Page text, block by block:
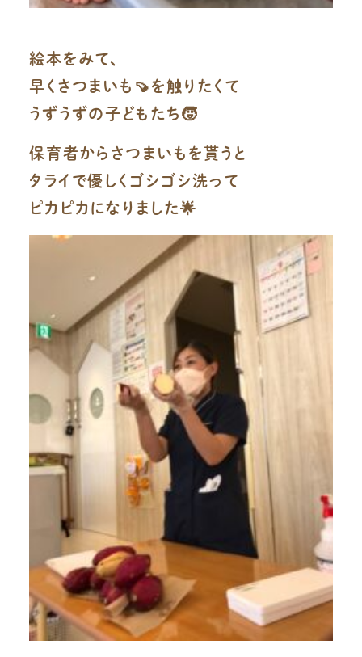
絵本をみて、
早くさつまいも🍠を触りたくて
うずうずの子どもたち🧒
保育者からさつまいもを貰うと
タライで優しくゴシゴシ洗って
ピカピカになりました🌟